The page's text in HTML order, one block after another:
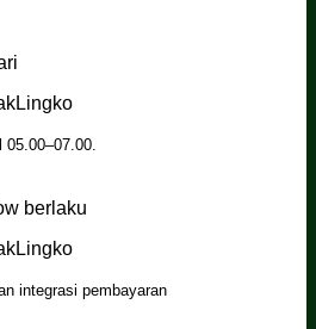
berlaku
integrasi pembayaran